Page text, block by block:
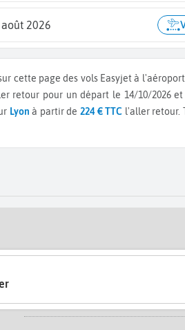
2026
cette page des vols Easyjet à l'aéroport
retour pour un départ le 14/10/2026
Lyon à partir de224 € TTC l'aller retour.